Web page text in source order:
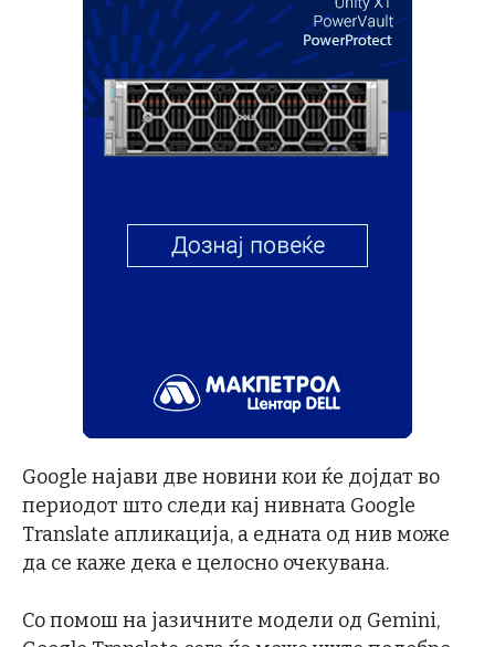
Google најави две новини кои ќе дојдат во
периодот што следи кај нивната Google
Translate апликација, а едната од нив може
да се каже дека е целосно очекувана.
Со помош на јазичните модели од Gemini,